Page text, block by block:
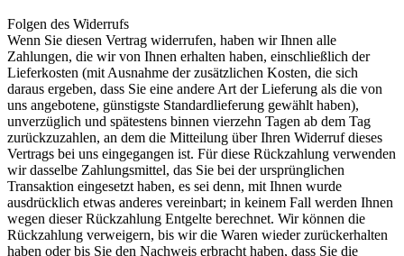
Folgen des Widerrufs
Wenn Sie diesen Vertrag widerrufen, haben wir Ihnen alle
Zahlungen, die wir von Ihnen erhalten haben, einschließlich der
Lieferkosten (mit Ausnahme der zusätzlichen Kosten, die sich
daraus ergeben, dass Sie eine andere Art der Lieferung als die von
uns angebotene, günstigste Standardlieferung gewählt haben),
unverzüglich und spätestens binnen vierzehn Tagen ab dem Tag
zurückzuzahlen, an dem die Mitteilung über Ihren Widerruf dieses
Vertrags bei uns eingegangen ist. Für diese Rückzahlung verwenden
wir dasselbe Zahlungsmittel, das Sie bei der ursprünglichen
Transaktion eingesetzt haben, es sei denn, mit Ihnen wurde
ausdrücklich etwas anderes vereinbart; in keinem Fall werden Ihnen
wegen dieser Rückzahlung Entgelte berechnet. Wir können die
Rückzahlung verweigern, bis wir die Waren wieder zurückerhalten
haben oder bis Sie den Nachweis erbracht haben, dass Sie die